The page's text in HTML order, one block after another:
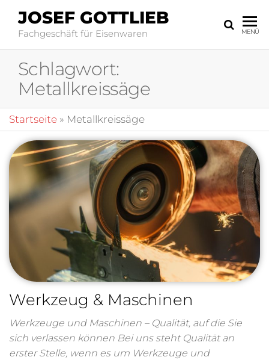
JOSEF GOTTLIEB
Fachgeschäft für Eisenwaren MENÜ
Schlagwort:
Metallkreissäge
Startseite » Metallkreissäge
Werkzeug & Maschinen
Werkzeuge und Maschinen – Qualität, auf die Sie
sich verlassen können Bei uns steht Qualität an
erster Stelle, wenn es um Werkzeuge und